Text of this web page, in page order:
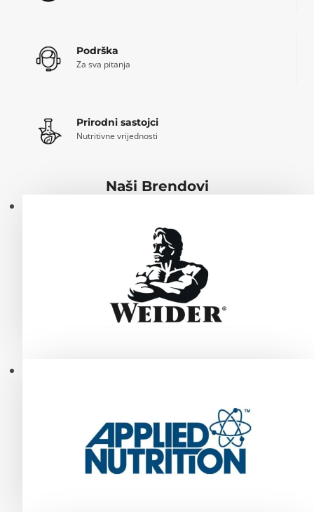
Podrška
Za sva pitanja
Prirodni sastojci
Nutritivne vrijednosti
Naši Brendovi